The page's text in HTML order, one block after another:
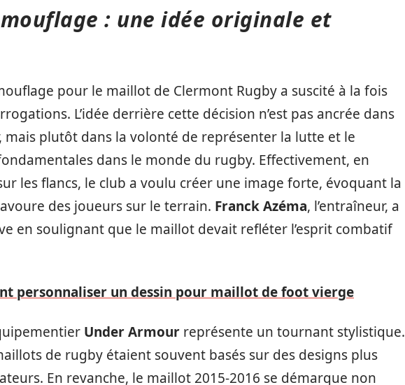
: une idée originale et
pour le maillot de Clermont Rugby a suscité à la fois
L’idée derrière cette décision n’est pas ancrée dans
mais plutôt dans la volonté de représenter la lutte et le
dans le monde du rugby. Effectivement, en
les flancs, le club a voulu créer une image forte, évoquant la
des joueurs sur le terrain. Franck Azéma, l’entraîneur, a
en soulignant que le maillot devait refléter l’esprit combatif
personnaliser un dessin pour maillot de foot vierge
Under Armour représente un tournant stylistique.
de rugby étaient souvent basés sur des designs plus
En revanche, le maillot 2015-2016 se démarque non